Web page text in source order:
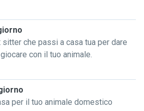
sitter che passi a casa tua per dare
con il tuo animale.
per il tuo animale domestico